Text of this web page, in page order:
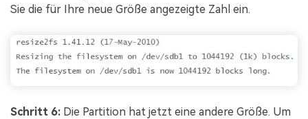
Sie die für Ihre neue Größe angezeigte Zahl ein.
Schritt 6: Die Partition hat jetzt eine andere Größe. Um